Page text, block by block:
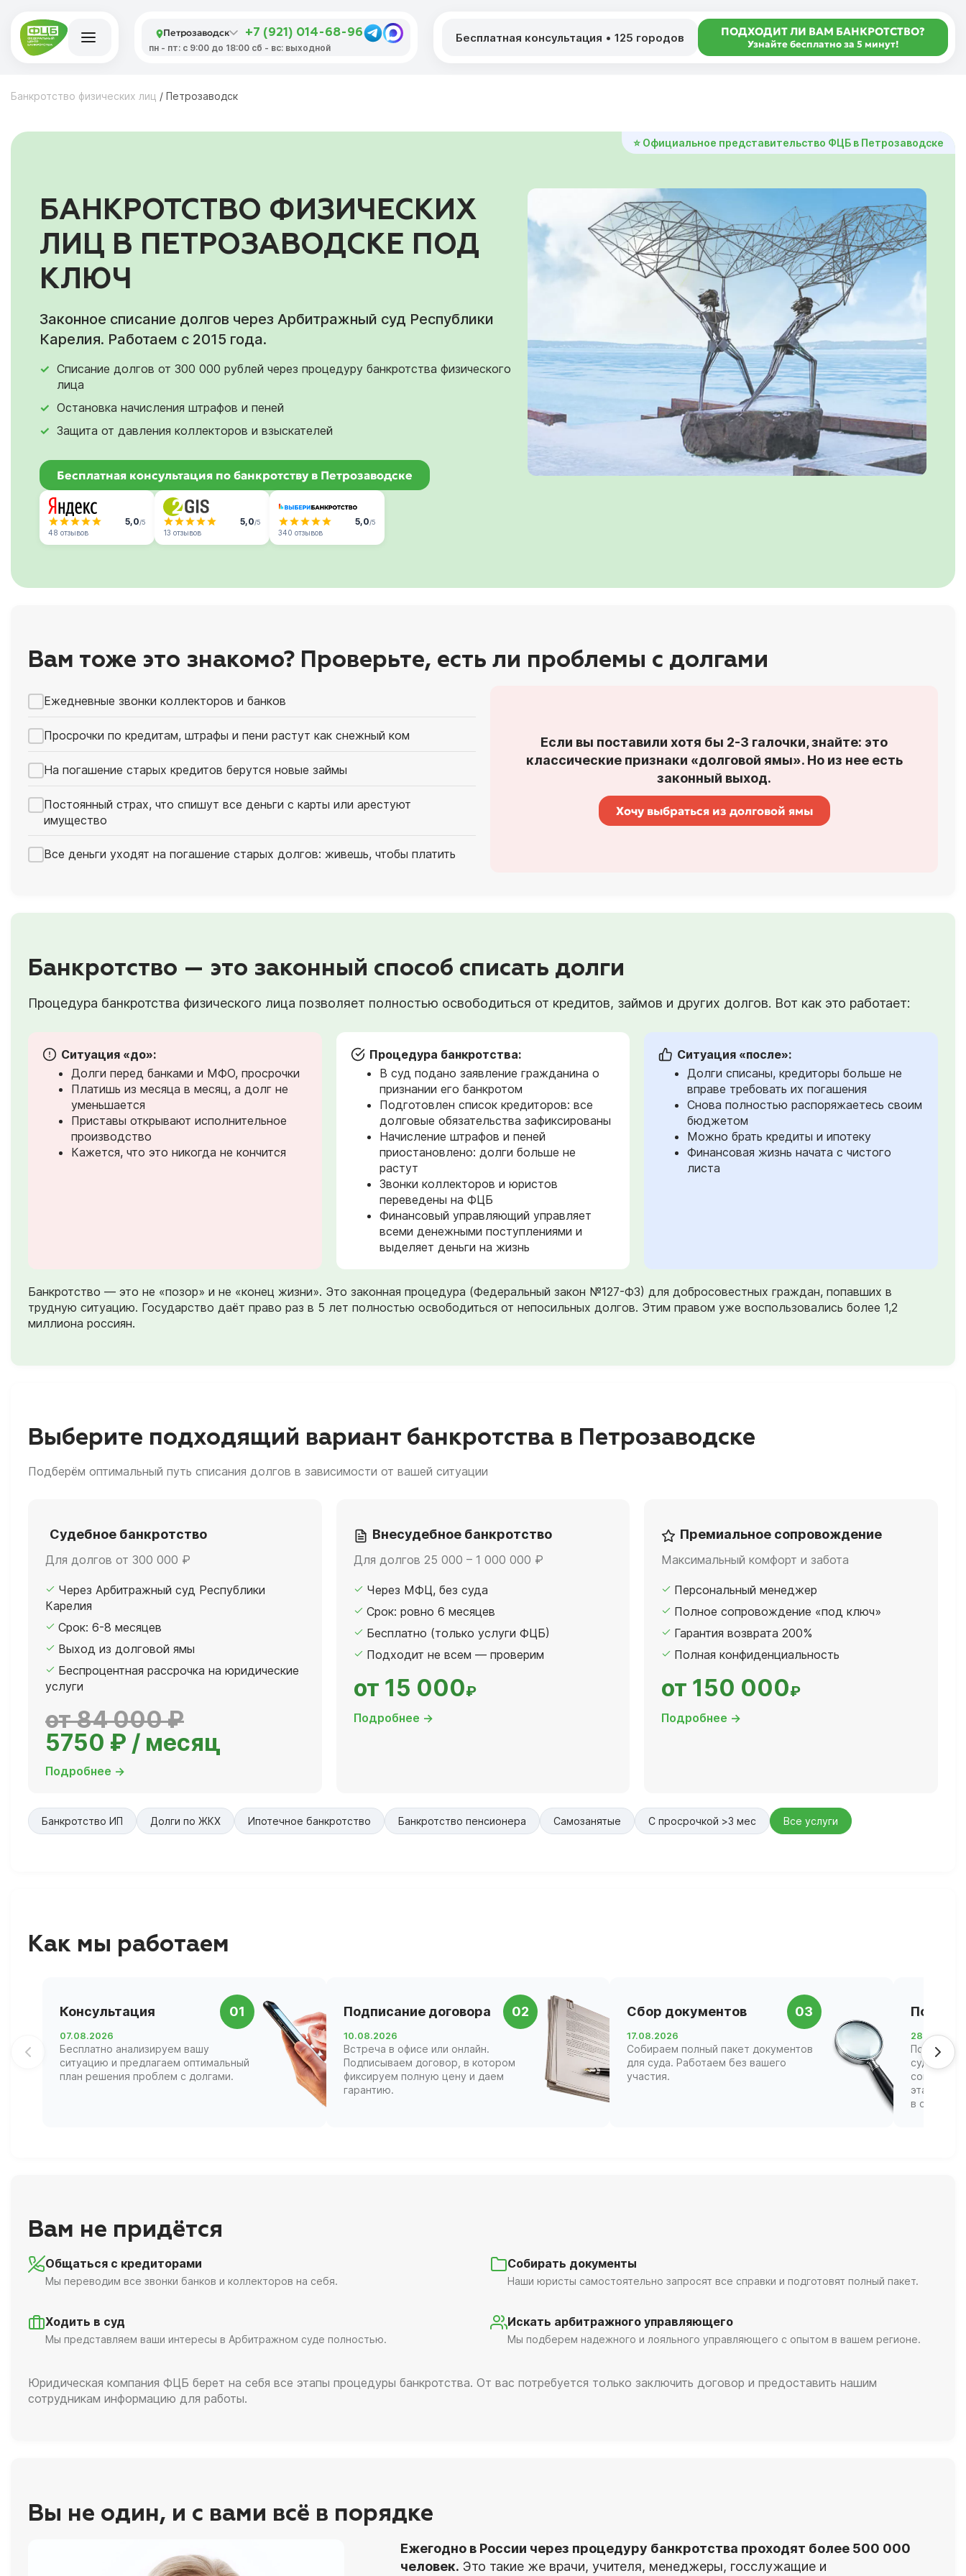
Петрозаводск +7 (921) 014-68-96
пн - пт: с 9:00 до 18:00 сб - вс: выходной
Бесплатная консультация • 125 городов ПОДХОДИТ ЛИ ВАМ БАНКРОТСТВО?
Узнайте бесплатно за 5 минут!
Банкротство физических лиц / Петрозаводск
⭐ Официальное представительство ФЦБ в Петрозаводске
БАНКРОТСТВО ФИЗИЧЕСКИХ
ЛИЦ В ПЕТРОЗАВОДСКЕ ПОД
КЛЮЧ
Законное списание долгов через Арбитражный суд Республики
Карелия. Работаем с 2015 года.
Списание долгов от 300 000 рублей через процедуру банкротства физического
лица
Остановка начисления штрафов и пеней
Защита от давления коллекторов и взыскателей
Бесплатная консультация по банкротству в Петрозаводске
5,0/5
48 отзывов
5,0/5
13 отзывов
5,0/5
340 отзывов
Вам тоже это знакомо? Проверьте, есть ли проблемы с долгами
Ежедневные звонки коллекторов и банков
Просрочки по кредитам, штрафы и пени растут как снежный ком
На погашение старых кредитов берутся новые займы
Постоянный страх, что спишут все деньги с карты или арестуют
имущество
Все деньги уходят на погашение старых долгов: живешь, чтобы платить
Если вы поставили хотя бы 2-3 галочки, знайте: это
классические признаки «долговой ямы». Но из нее есть
законный выход.
Хочу выбраться из долговой ямы
Банкротство — это законный способ списать долги
Процедура банкротства физического лица позволяет полностью освободиться от кредитов, займов и других долгов. Вот как это работает:
Ситуация «до»:
Долги перед банками и МФО, просрочки
Платишь из месяца в месяц, а долг не
уменьшается
Приставы открывают исполнительное
производство
Кажется, что это никогда не кончится
Процедура банкротства:
В суд подано заявление гражданина о
признании его банкротом
Подготовлен список кредиторов: все
долговые обязательства зафиксированы
Начисление штрафов и пеней
приостановлено: долги больше не
растут
Звонки коллекторов и юристов
переведены на ФЦБ
Финансовый управляющий управляет
всеми денежными поступлениями и
выделяет деньги на жизнь
Ситуация «после»:
Долги списаны, кредиторы больше не
вправе требовать их погашения
Снова полностью распоряжаетесь своим
бюджетом
Можно брать кредиты и ипотеку
Финансовая жизнь начата с чистого
листа
Банкротство — это не «позор» и не «конец жизни». Это законная процедура (Федеральный закон №127-ФЗ) для добросовестных граждан, попавших в
трудную ситуацию. Государство даёт право раз в 5 лет полностью освободиться от непосильных долгов. Этим правом уже воспользовались более 1,2
миллиона россиян.
Выберите подходящий вариант банкротства в Петрозаводске
Подберём оптимальный путь списания долгов в зависимости от вашей ситуации
Судебное банкротство
Для долгов от 300 000 ₽
Через Арбитражный суд Республики
Карелия
Срок: 6-8 месяцев
Выход из долговой ямы
Беспроцентная рассрочка на юридические
услуги
от 84 000 ₽
5750 ₽ / месяц
Подробнее →
Внесудебное банкротство
Для долгов 25 000 – 1 000 000 ₽
Через МФЦ, без суда
Срок: ровно 6 месяцев
Бесплатно (только услуги ФЦБ)
Подходит не всем — проверим
от 15 000₽
Подробнее →
Премиальное сопровождение
Максимальный комфорт и забота
Персональный менеджер
Полное сопровождение «под ключ»
Гарантия возврата 200%
Полная конфиденциальность
от 150 000₽
Подробнее →
Банкротство ИП Долги по ЖКХ Ипотечное банкротство Банкротство пенсионера Самозанятые С просрочкой >3 мес Все услуги
Как мы работаем
Консультация 01
07.08.2026
Бесплатно анализируем вашу
ситуацию и предлагаем оптимальный
план решения проблем с долгами.
Подписание договора 02
10.08.2026
Встреча в офисе или онлайн.
Подписываем договор, в котором
фиксируем полную цену и даем
гарантию.
Сбор документов 03
17.08.2026
Собираем полный пакет документов
для суда. Работаем без вашего
участия.
Подача
28.08.2026
Подаём
суд
этапах,
в
Вам не придётся
Общаться с кредиторами
Мы переводим все звонки банков и коллекторов на себя.
Собирать документы
Наши юристы самостоятельно запросят все справки и подготовят полный пакет.
Ходить в суд
Мы представляем ваши интересы в Арбитражном суде полностью.
Искать арбитражного управляющего
Мы подберем надежного и лояльного управляющего с опытом в вашем регионе.
Юридическая компания ФЦБ берет на себя все этапы процедуры банкротства. От вас потребуется только заключить договор и предоставить нашим
сотрудникам информацию для работы.
Вы не один, и с вами всё в порядке
Ежегодно в России через процедуру банкротства проходят более 500 000
человек. Это такие же врачи, учителя, менеджеры, госслужащие и